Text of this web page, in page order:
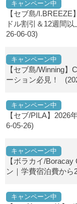
キャンペーン中
【セブ島/
ドル割引＆12週間
26-06-03)
キャンペーン中
【セブ島/Winning
ーション必見！
キャンペーン中
【セブ/PILA】2026
6-05-26)
キャンペーン中
【ボラカイ/
ン｜学費宿泊費から
キャンペーン中